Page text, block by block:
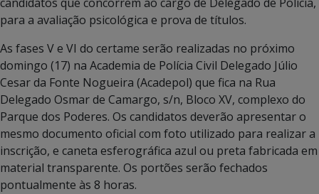
para a avaliação psicológica e prova de títulos.
As fases V e VI do certame serão realizadas no próximo
domingo (17) na Academia de Polícia Civil Delegado Júlio
Cesar da Fonte Nogueira (Acadepol) que fica na Rua
Delegado Osmar de Camargo, s/n, Bloco XV, complexo do
Parque dos Poderes. Os candidatos deverão apresentar o
mesmo documento oficial com foto utilizado para realizar a
inscrição, e caneta esferográfica azul ou preta fabricada em
material transparente. Os portões serão fechados
pontualmente às 8 horas.